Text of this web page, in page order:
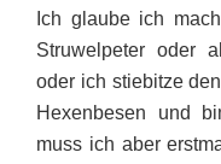
Ich glaube ich
Struwelpeter oder
oder ich stiebitze
Hexenbesen und
muss ich aber